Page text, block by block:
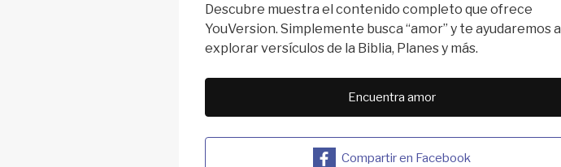
Descubre muestra el contenido completo que ofrece
YouVersion. Simplemente busca “amor” y te ayudaremos a
explorar versículos de la Biblia, Planes y más.
Encuentra amor
Compartir en Facebook